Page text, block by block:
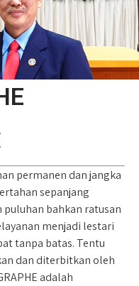
permanen dan jangka
sepanjang
bahkan ratusan
menjadi lestari
tanpa batas. Tentu
dan diterbitkan oleh
adalah